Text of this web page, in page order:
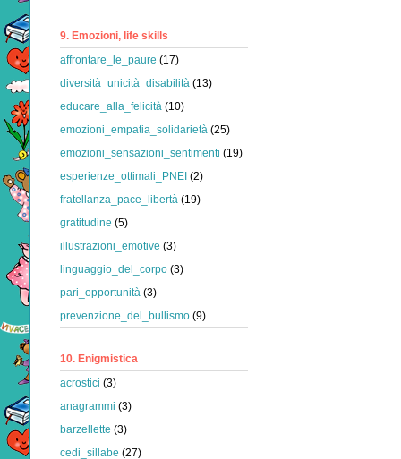
9. Emozioni, life skills
affrontare_le_paure (17)
diversità_unicità_disabilità (13)
educare_alla_felicità (10)
emozioni_empatia_solidarietà (25)
emozioni_sensazioni_sentimenti (19)
esperienze_ottimali_PNEI (2)
fratellanza_pace_libertà (19)
gratitudine (5)
illustrazioni_emotive (3)
linguaggio_del_corpo (3)
pari_opportunità (3)
prevenzione_del_bullismo (9)
10. Enigmistica
acrostici (3)
anagrammi (3)
barzellette (3)
cedi_sillabe (27)